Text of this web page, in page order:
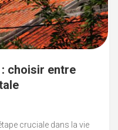
choisir entre
cruciale dans la vie